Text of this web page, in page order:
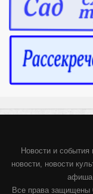
Новости и
новости, новости
Все права защищены